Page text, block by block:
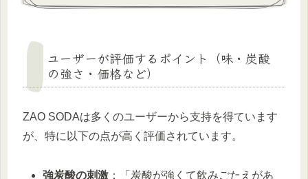
ユーザーが評価するポイント（味・炭酸
の強さ・価格など）
ZAO SODAは多くのユーザーから支持を得ています
が、特に以下の点が高く評価されています。
強炭酸の刺激 ：「炭酸が強くて飲みごたえがあ